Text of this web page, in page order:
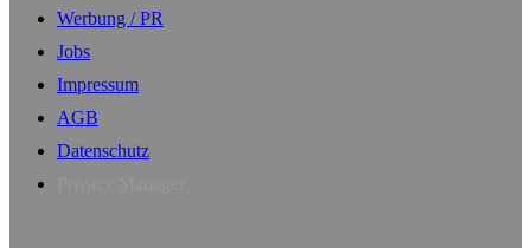
Werbung / PR
Jobs
Impressum
AGB
Datenschutz